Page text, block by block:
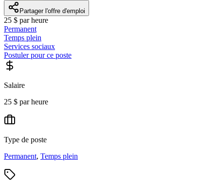
Partager l'offre d'emploi
25 $ par heure
Permanent
Temps plein
Services sociaux
Postuler pour ce poste
Salaire
25 $ par heure
Type de poste
Permanent, Temps plein